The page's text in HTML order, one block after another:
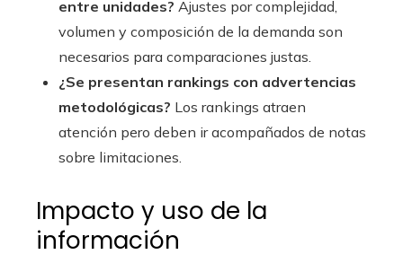
entre unidades? Ajustes por complejidad,
volumen y composición de la demanda son
necesarios para comparaciones justas.
¿Se presentan rankings con advertencias
metodológicas? Los rankings atraen
atención pero deben ir acompañados de notas
sobre limitaciones.
Impacto y uso de la
información